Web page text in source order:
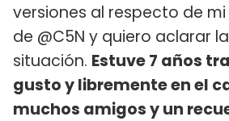
versiones al respecto de
de @C5N y quiero aclarar la
situación. Estuve 7 años
gusto y libremente en el
muchos amigos y un